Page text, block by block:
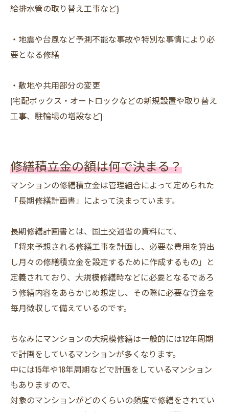
給排水管の取り替え工事など)
・地震や台風など予測不能な事故や特別な事情により必
要となる修繕
・敷地や共用部分の変更
(宅配ボックス・オートロックなどの新規設置や取り替え
工事、駐輪場の増設など)
修繕積立金の額は何で決まる？
マンションの修繕積立金は管理組合によって定められた
「長期修繕計画書」によって決まっています。
長期修繕計画書とは、国土交通省の資料にて、
「将来予想される修繕工事を計画し、必要な費用を算出
し月々の修繕積立金を設定するために作成するもの」と
定義されており、大規模修繕時などに必要となるであろ
う修繕内容をあらかじめ想定し、その際に必要な資金を
毎月徴収して備えているのです。
ちなみにマンションの大規模修繕は一般的には12年周期
で計画をしているマンションが多くなります。
中には15年や18年周期などで計画をしているマンション
もありますので、
対象のマンションがどのくらいの頻度で修繕をされてい